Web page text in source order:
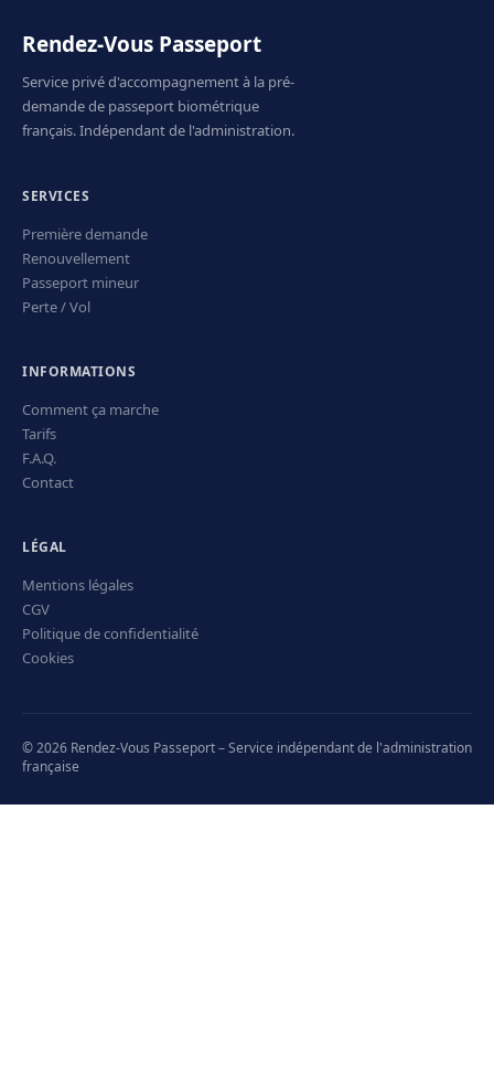
Rendez-Vous Passeport
Service privé d'accompagnement à la pré-
demande de passeport biométrique
français. Indépendant de l'administration.
SERVICES
Première demande
Renouvellement
Passeport mineur
Perte / Vol
INFORMATIONS
Comment ça marche
Tarifs
F.A.Q.
Contact
LÉGAL
Mentions légales
CGV
Politique de confidentialité
Cookies
© 2026 Rendez-Vous Passeport – Service indépendant de l'administration
française